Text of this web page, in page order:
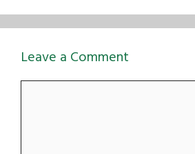
Leave a Comment
Comment